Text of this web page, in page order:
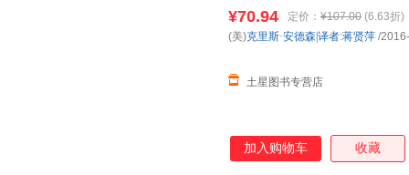
¥70.94 定价： ¥107.00 (6.63折)
土星图书专营店
(美)克里斯·安德森|译者:蒋贤萍 /
加入购物车 收藏